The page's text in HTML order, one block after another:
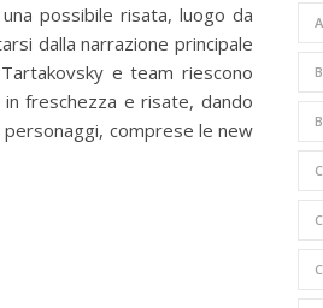
possibile risata, luogo da
dalla narrazione principale
e team riescono
freschezza e risate, dando
comprese le new